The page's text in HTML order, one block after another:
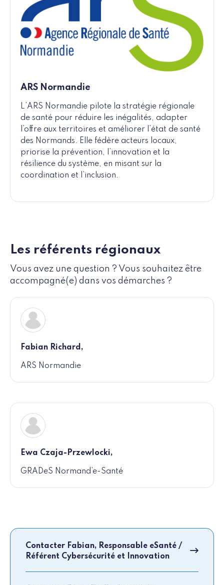
ARS Normandie
L’ARS Normandie pilote la stratégie régionale
de santé pour réduire les inégalités, adapter
l’offre aux territoires et améliorer l’état de santé
des Normands. Elle fédère acteurs locaux,
priorise la prévention, l’innovation et la
résilience du système, en misant sur la
coordination et l’inclusion.
Les référents régionaux
Vous avez une question ? Vous souhaitez être
accompagné(e) dans vos démarches ?
Fabian Richard,
ARS Normandie
Ewa Czaja-Przewlocki,
GRADeS Normand’e-Santé
Contacter Fabian, Responsable eSanté /
Référent Cybersécurité et Innovation